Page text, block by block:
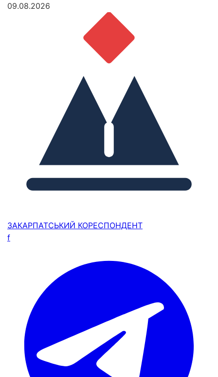
09.08.2026
ЗАКАРПАТСЬКИЙ КОРЕСПОНДЕНТ
f